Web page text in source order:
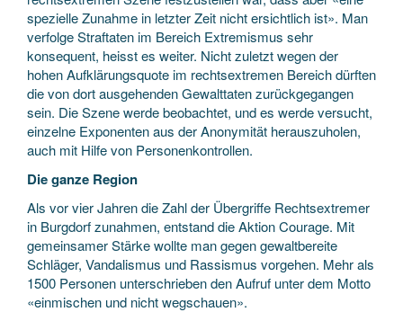
spezielle Zunahme in letzter Zeit nicht ersichtlich ist». Man
verfolge Straftaten im Bereich Extremismus sehr
konsequent, heisst es weiter. Nicht zuletzt wegen der
hohen Aufklärungsquote im rechtsextremen Bereich dürften
die von dort ausgehenden Gewalttaten zurückgegangen
sein. Die Szene werde beobachtet, und es werde versucht,
einzelne Exponenten aus der Anonymität herauszuholen,
auch mit Hilfe von Personenkontrollen.
Die ganze Region
Als vor vier Jahren die Zahl der Übergriffe Rechtsextremer
in Burgdorf zunahmen, entstand die Aktion Courage. Mit
gemeinsamer Stärke wollte man gegen gewaltbereite
Schläger, Vandalismus und Rassismus vorgehen. Mehr als
1500 Personen unterschrieben den Aufruf unter dem Motto
«einmischen und nicht wegschauen».